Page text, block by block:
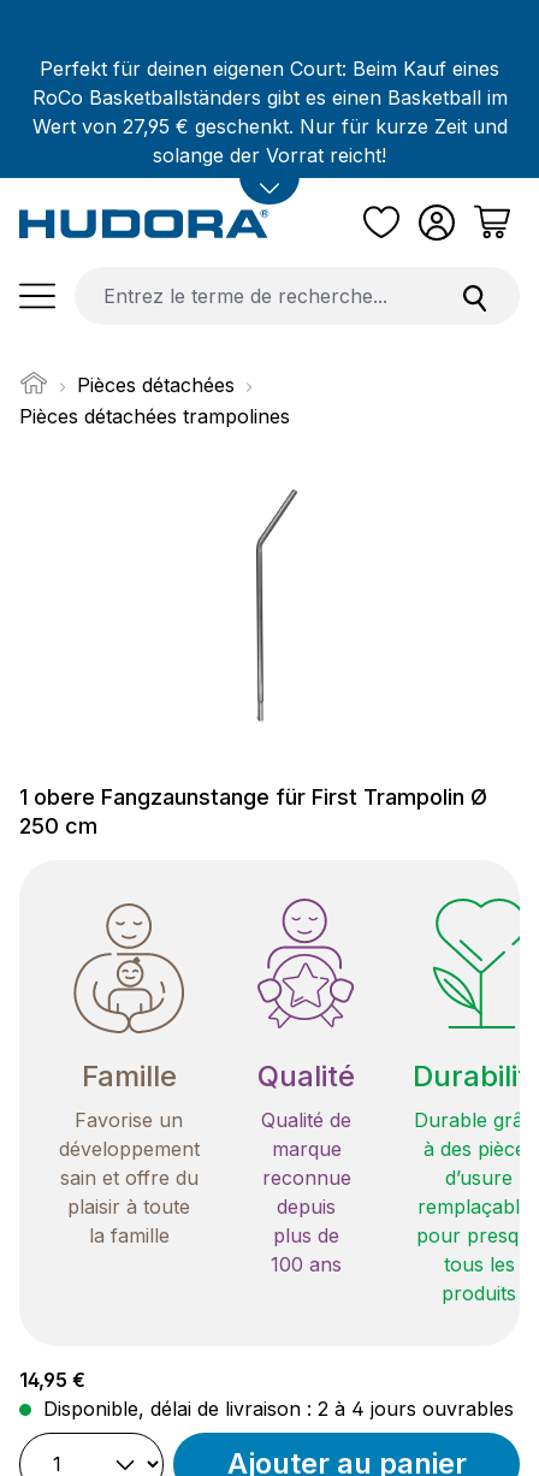
Perfekt für deinen eigenen Court: Beim Kauf eines
RoCo Basketballständers gibt es einen Basketball im
Wert von 27,95 € geschenkt. Nur für kurze Zeit und
solange der Vorrat reicht!
Pièces détachées
Pièces détachées trampolines
1 obere Fangzaunstange für First Trampolin Ø
250 cm
Famille
Favorise un
développement
sain et offre du
plaisir à toute
la famille
Qualité
Qualité de
marque
reconnue
depuis
plus de
100 ans
Durable
à des pièces
d’usure
remplaçables
pour
tous les
produits
Prix régulier :
14,95 €
Disponible, délai de livraison : 2 à 4 jours ouvrables
Ajouter au panier